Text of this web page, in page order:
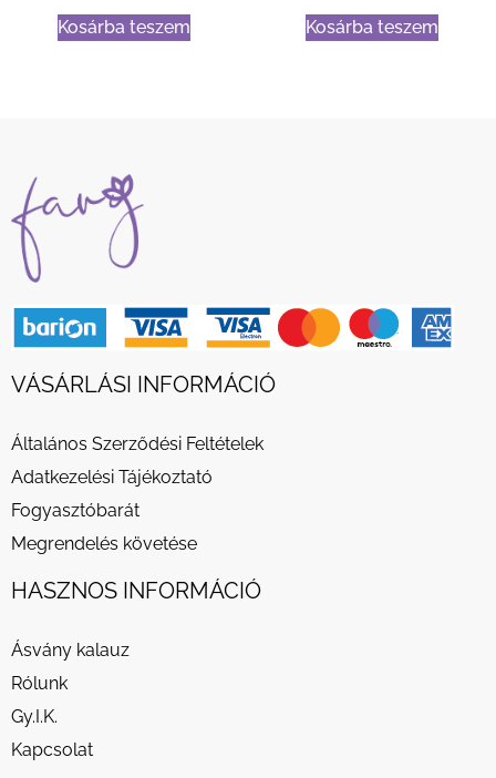
Kosárba teszem Kosárba teszem
VÁSÁRLÁSI INFORMÁCIÓ
Általános Szerződési Feltételek
Adatkezelési Tájékoztató
Fogyasztóbarát
Megrendelés követése
HASZNOS INFORMÁCIÓ
Ásvány kalauz
Rólunk
Gy.I.K.
Kapcsolat